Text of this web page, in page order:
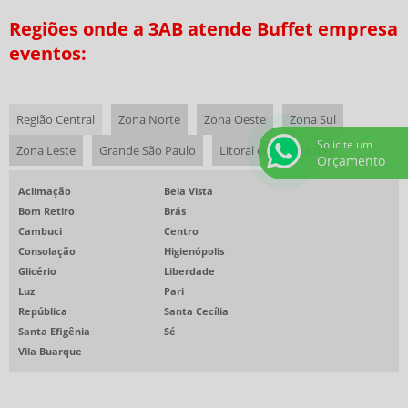
REFEIÇÕES COLETIVAS SP
SERVIÇOS DE ALIMENTAÇÃO PRIVATIVOS
RESTAURANTE CORPORATIVO
EMPRESAS DE ALIMENTAÇÃO SAUDÁVEL
EMPRESAS PRESTADORAS DE SERVIÇOS DE ALIMENTAÇÃO COLETIVA
RESTAURANTE EVENTO CORPORATIVO
BUFFET ALMOÇO CORPORATIVO
RESTAURANTE EVENTO CORPORATIVO SP
ALIMENTAÇÃO COLETIVA PARA GRANDES EMPRESAS
ALIMENTAÇÃO COLETIVA PARA INDÚSTRIAS
ALIMENTAÇÃO EMPRESARIAL
Regiões onde a 3AB atende Buffet empresa
eventos:
Região Central Zona Norte Zona Oeste
Zona Sul
Zona Leste
Grande São Paulo Litoral de São Paulo
Aclimação
Bela Vista
Bom Retiro
Brás
Cambuci
Centro
Consolação
Higienópolis
Glicério
Liberdade
Luz
Pari
República
Santa Cecília
Santa Efigênia
Sé
Vila Buarque
Solicite um
Orçamento